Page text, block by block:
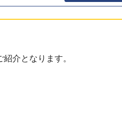
介となります。